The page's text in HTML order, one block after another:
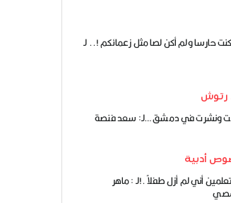
حارسا ولم أكن لصا مثل زعمائكم !.. لـ
رتوش
ونشرت في دمشق …لـ: سعد فنصة
أدبية
أني لم أزل طفلاً .!لـ : ماهر